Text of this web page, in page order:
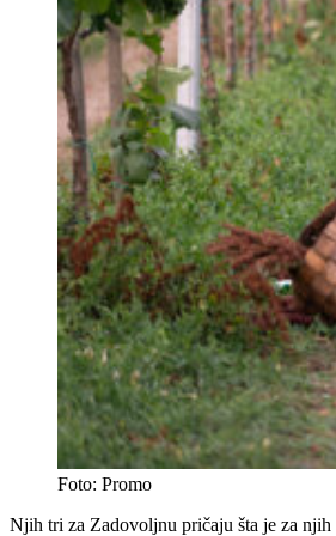
Foto: Promo
Njih tri za Zadovoljnu pričaju šta je za